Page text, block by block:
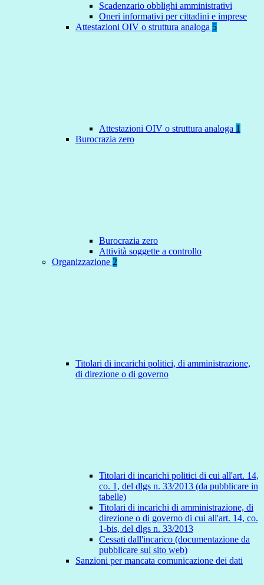
Scadenzario obblighi amministrativi
Oneri informativi per cittadini e imprese
Attestazioni OIV o struttura analoga 5
Attestazioni OIV o struttura analoga 1
Burocrazia zero
Burocrazia zero
Attività soggette a controllo
Organizzazione 2
Titolari di incarichi politici, di amministrazione,
di direzione o di governo
Titolari di incarichi politici di cui all'art. 14,
co. 1, del dlgs n. 33/2013 (da pubblicare in
tabelle)
Titolari di incarichi di amministrazione, di
direzione o di governo di cui all'art. 14, co.
1-bis, del dlgs n. 33/2013
Cessati dall'incarico (documentazione da
pubblicare sul sito web)
Sanzioni per mancata comunicazione dei dati